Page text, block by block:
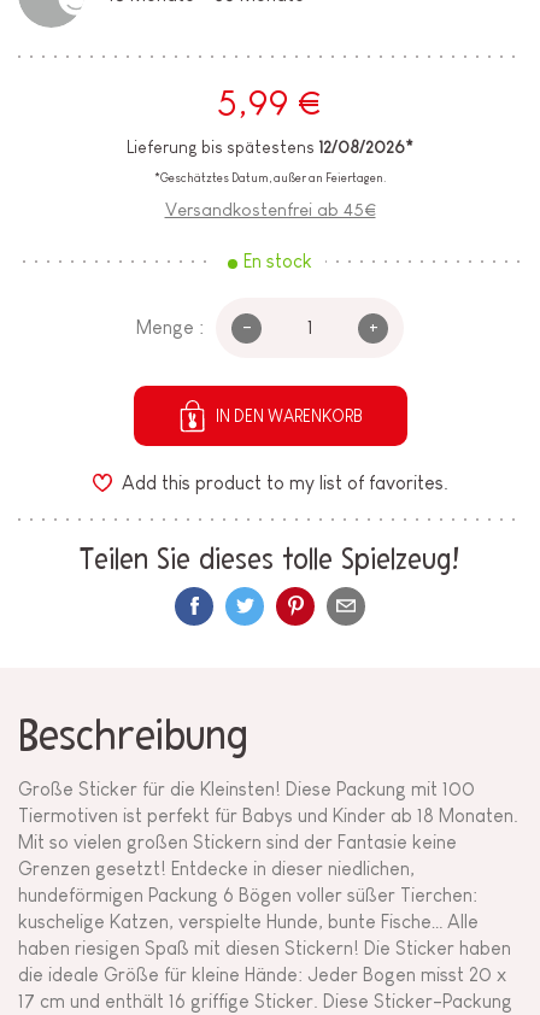
5,99 €
Lieferung bis spätestens 12/08/2026*
*Geschätztes Datum, außer an Feiertagen.
Versandkostenfrei ab 45€
En stock
Menge : - +
IN DEN WARENKORB
Add this product to my list of favorites.
Teilen Sie dieses tolle Spielzeug!
Beschreibung
Große Sticker für die Kleinsten! Diese Packung mit 100
Tiermotiven ist perfekt für Babys und Kinder ab 18 Monaten.
Mit so vielen großen Stickern sind der Fantasie keine
Grenzen gesetzt! Entdecke in dieser niedlichen,
hundeförmigen Packung 6 Bögen voller süßer Tierchen:
kuschelige Katzen, verspielte Hunde, bunte Fische… Alle
haben riesigen Spaß mit diesen Stickern! Die Sticker haben
die ideale Größe für kleine Hände: Jeder Bogen misst 20 x
17 cm und enthält 16 griffige Sticker. Diese Sticker-Packung